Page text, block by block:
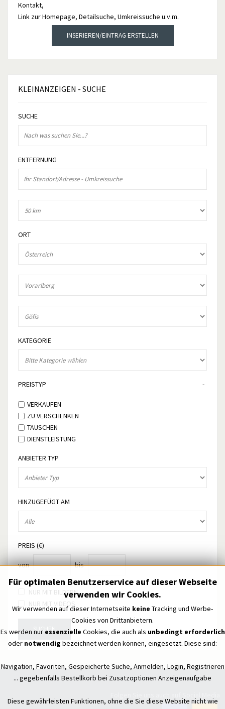
Kontakt,
Link zur Homepage, Detailsuche, Umkreissuche u.v.m.
INSERIEREN/EINTRAG ERSTELLEN
KLEINANZEIGEN - SUCHE
SUCHE
ENTFERNUNG
ORT
KATEGORIE
PREISTYP
VERKAUFEN
ZU VERSCHENKEN
TAUSCHEN
DIENSTLEISTUNG
ANBIETER TYP
HINZUGEFÜGT AM
PREIS (€)
von bis
NUR MIT BILDERN
NUR MIT VIDEOS
SUCHEN
Für optimalen Benutzerservice auf dieser Webseite
verwenden wir Cookies.
Wir verwenden auf dieser Internetseite keine Tracking und Werbe-
Cookies von Drittanbietern.
Es werden nur essenzielle Cookies, die auch als unbedingt erforderlich
oder notwendig bezeichnet werden können, eingesetzt. Diese sind:
Navigation, Favoriten, Gespeicherte Suche, Anmelden, Login, Registrieren
... gegebenfalls Bestellkorb bei Zusatzoptionen Anzeigenaufgabe
Diese gewährleisten Funktionen, ohne die Sie diese Website nicht wie